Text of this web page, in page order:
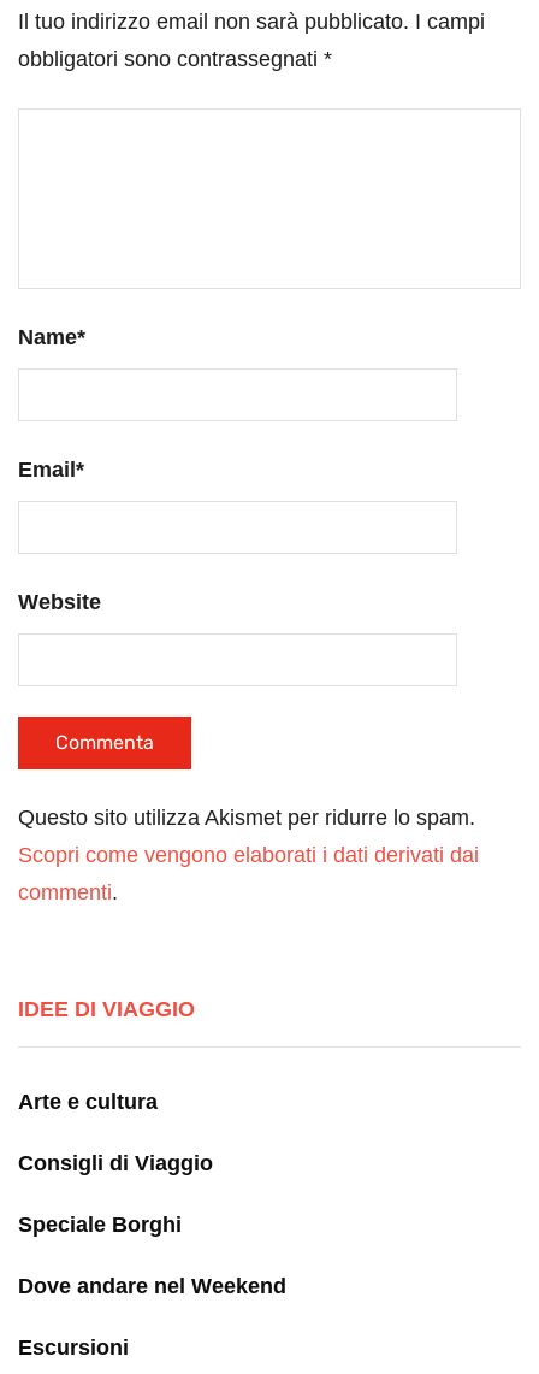
Il tuo indirizzo email non sarà pubblicato. I campi
obbligatori sono contrassegnati *
Name*
Email *
Website
Questo sito utilizza Akismet per ridurre lo spam.
Scopri come vengono elaborati i dati derivati dai
commenti.
IDEE DI VIAGGIO
Arte e cultura
Consigli di Viaggio
Speciale Borghi
Dove andare nel Weekend
Escursioni